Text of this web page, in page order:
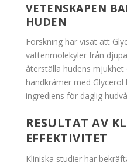
VETENSKAPEN
HUDEN
Forskning har visat att
vattenmolekyler från
återställa hudens
handkrämer med
ingrediens för daglig
RESULTAT AV
EFFEKTIVITET
Kliniska studier har